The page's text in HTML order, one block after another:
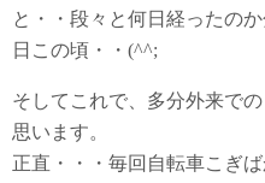
と・・段々と何日経ったの
日この頃・・(^^;
そしてこれで、多分外来で
思います。
正直・・・毎回自転車こぎ